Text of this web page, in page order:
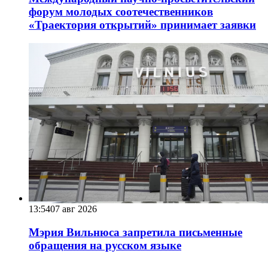
форум молодых соотечественников
«Траектория открытий» принимает заявки
13:5407 авг 2026
Мэрия Вильнюса запретила письменные
обращения на русском языке